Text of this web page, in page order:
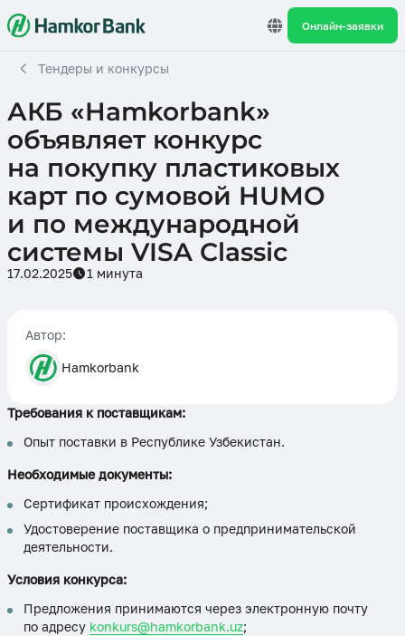
Онлайн-заявки
Тендеры и конкурсы
АКБ «Hamkorbank»
объявляет конкурс
на покупку пластиковых
карт по сумовой HUMO
и по международной
системы VISA Classic
17.02.2025 1 минута
Автор:
Hamkorbank
Требования к поставщикам:
Опыт поставки в Республике Узбекистан.
Необходимые документы:
Сертификат происхождения;
Удостоверение поставщика о предпринимательской
деятельности.
Условия конкурса:
Предложения принимаются через электронную почту
по адресу konkurs@hamkorbank.uz;